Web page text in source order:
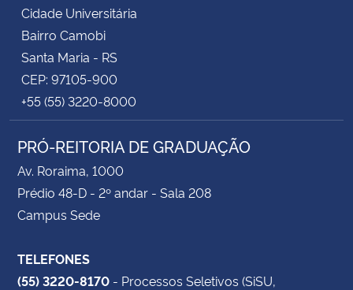
Cidade Universitária
Bairro Camobi
Santa Maria - RS
CEP: 97105-900
+55 (55) 3220-8000
PRÓ-REITORIA DE GRADUAÇÃO
Av. Roraima, 1000
Prédio 48-D - 2º andar - Sala 208
Campus Sede
TELEFONES
(55) 3220-8170 - Processos Seletivos (SiSU,